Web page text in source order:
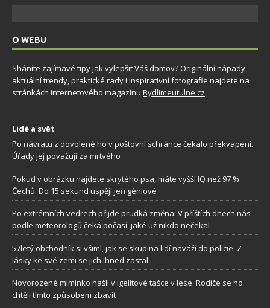
O WEBU
Sháníte zajímavé tipy jak vylepšit Váš domov? Originální nápady,
aktuální trendy, praktické rady i inspirativní fotografie najdete na
stránkách internetového magazínu Bydlimeutulne.cz.
Lidé a svět
Po návratu z dovolené ho v poštovní schránce čekalo překvapení.
Úřady jej považují za mrtvého
Pokud v obrázku najdete skrytého psa, máte vyšší IQ než 97 %
Čechů. Do 15 sekund uspějí jen géniové
Po extrémních vedrech přijde prudká změna: V příštích dnech nás
podle meteorologů čeká počasí, jaké už nikdo nečekal
57letý obchodník si všiml, jak se skupina lidí naváží do policie. Z
lásky ke své zemi se jich ihned zastal
Novorozené miminko našli v igelitové tašce v lese. Rodiče se ho
chtěli tímto způsobem zbavit